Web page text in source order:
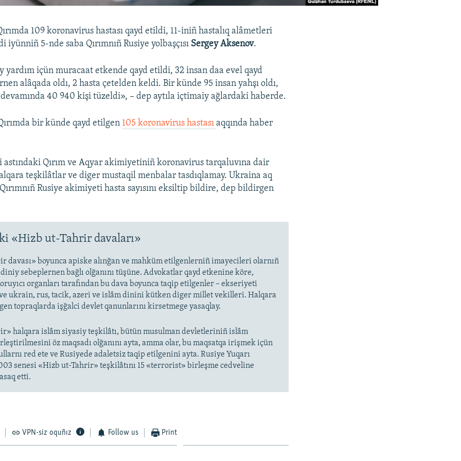
109 koronavirus hastası qayd etildi, 11-iniñ hastalıq alâmetleri
iyünniñ 5-nde saba Qırımnıñ Rusiye yolbaşçısı Sergey Aksenov.
yardım içün muracaat etkende qayd etildi, 32 insan daa evel qayd
alâqada oldı, 2 hasta çetelden keldi. Bir künde 95 insan yahşı oldı,
40 940 kişi tüzeldi», – dep aytıla içtimaiy ağlardaki haberde.
bir künde qayd etilgen 105 koronavirus hastasıaqqında haber
astındaki Qırım ve Aqyar akimiyetiniñ koronavirus tarqaluvına dair
teşkilâtlar ve diger mustaqil menbalar tasdıqlamay. Ukraina aq
Qırımnıñ Rusiye akimiyeti hasta sayısını eksiltip bildire, dep bildirgen
«Hizb ut-Tahrir davaları»
davası» boyunca apiske alınğan ve mahküm etilgenlerniñ imayecileri olarnıñ
sebeplernen bağlı olğanını tüşüne. Advokatlar qayd etkenine köre,
organları tarafından bu dava boyunca taqip etilgenler – ekseriyeti
ukrain, rus, tacik, azeri ve islâm dinini kütken diger millet vekilleri. Halqara
topraqlarda işğalci devlet qanunlarını kirsetmege yasaqlay.
halqara islâm siyasiy teşkilâtı, bütün musulman devletleriniñ islâm
öz maqsadı olğanını ayta, amma olar, bu maqsatqa irişmek içün
red ete ve Rusiyede adaletsiz taqip etilgenini ayta. Rusiye Yuqarı
senesi «Hizb ut-Tahrir» teşkilâtını 15 «terrorist» birleşme cedveline
etti.
VPN-siz oquñız Follow us Print